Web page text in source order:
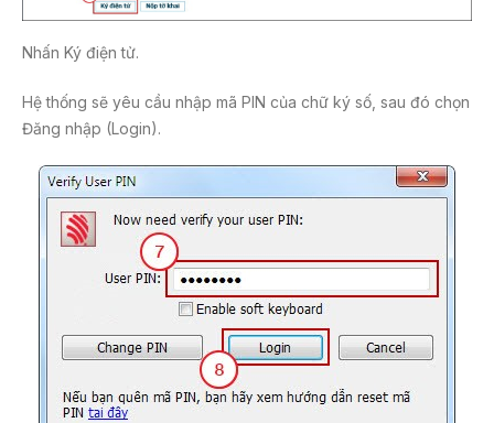
Nhấn Ký điện tử.
Hệ thống sẽ yêu cầu nhập mã PIN của chữ ký số, sau đó chọn
Đăng nhập (Login).